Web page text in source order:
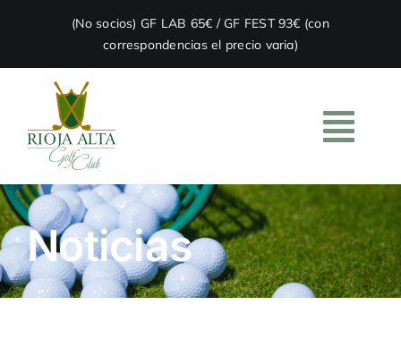
(No socios) GF LAB 65€ / GF FEST 93€ (con
correspondencias el precio varia)
HOME
EL CLUB
Noticias